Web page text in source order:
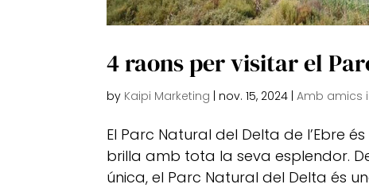
4 raons per visitar el
by Kaipi Marketing | nov. 15, 2024 |Amb amics
El Parc Natural del Delta de l’Ebre
brilla amb tota la seva esplendor.
única, el Parc Natural del Delta és